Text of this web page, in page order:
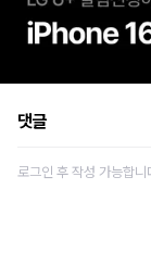
댓글